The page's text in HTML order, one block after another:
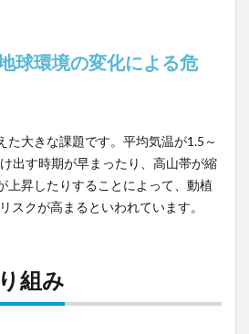
球環境の変化による危
た大きな課題です。平均気温が1.5～
出す時期が早まったり、高山帯が縮
上昇したりすることによって、動植
スクが高まるといわれています。
組み